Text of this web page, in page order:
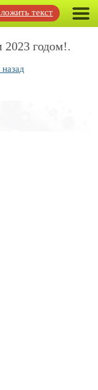
текст
годом!.
назад